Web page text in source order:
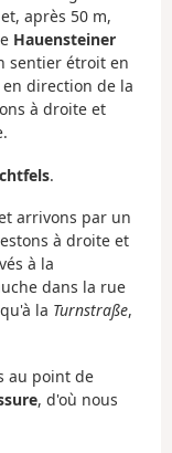
après 50 m,
Hauensteiner
sentier étroit en
direction de la
à droite et
.
arrivons par un
à droite et
à la
dans la rue
la Turnstraße,
au point de
, d'où nous